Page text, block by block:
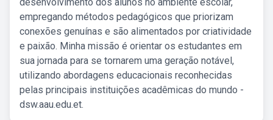
empregando métodos pedagógicos que priorizam
conexões genuínas e são alimentados por criatividade
e paixão. Minha missão é orientar os estudantes em
sua jornada para se tornarem uma geração notável,
utilizando abordagens educacionais reconhecidas
pelas principais instituições acadêmicas do mundo -
dsw.aau.edu.et.